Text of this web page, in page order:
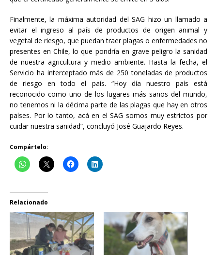
Finalmente, la máxima autoridad del SAG hizo un llamado a
evitar el ingreso al país de productos de origen animal y
vegetal de riesgo, que puedan traer plagas o enfermedades no
presentes en Chile, lo que pondría en grave peligro la sanidad
de nuestra agricultura y medio ambiente. Hasta la fecha, el
Servicio ha interceptado más de 250 toneladas de productos
de riesgo en todo el país. “Hoy día nuestro país está
reconocido como uno de los lugares más sanos del mundo,
no tenemos ni la décima parte de las plagas que hay en otros
países. Por lo tanto, acá en el SAG somos muy estrictos por
cuidar nuestra sanidad”, concluyó José Guajardo Reyes.
Compártelo:
Relacionado